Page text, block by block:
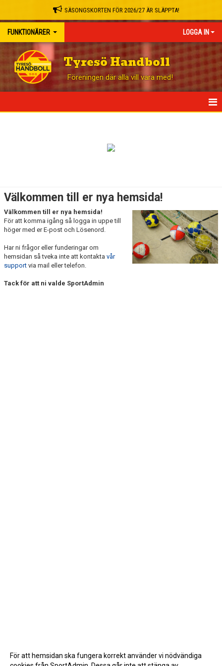
SÄSONGSKORTEN FÖR 2026/27 ÄR SLÄPPTA!
FUNKTIONÄRER LOGGA IN
Tyresö Handboll
Föreningen där alla vill vara med!
Välkommen till er nya hemsida!
Välkommen till er nya hemsida!
För att komma igång så logga in uppe till
höger med er E-post och Lösenord.
Har ni frågor eller funderingar om
hemsidan så tveka inte att kontakta vår
support via mail eller telefon.
Tack för att ni valde SportAdmin
För att hemsidan ska fungera korrekt använder vi nödvändiga